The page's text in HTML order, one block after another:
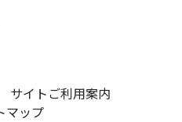
サイトご利用案内
マップ